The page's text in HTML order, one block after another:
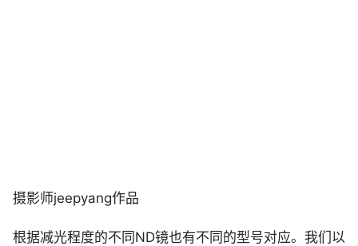
摄影师jeepyang作品
根据减光程度的不同ND镜也有不同的型号对应。我们以